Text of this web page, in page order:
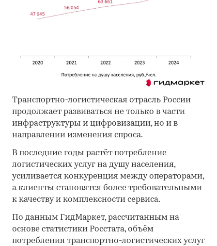
Транспортно-логистическая отрасль России
продолжает развиваться не только в части
инфраструктуры и цифровизации, но и в
направлении изменения спроса.
В последние годы растёт потребление
логистических услуг на душу населения,
усиливается конкуренция между операторами,
а клиенты становятся более требовательными
к качеству и комплексности сервиса.
По данным ГидМаркет, рассчитанным на
основе статистики Росстата, объём
потребления транспортно-логистических услуг